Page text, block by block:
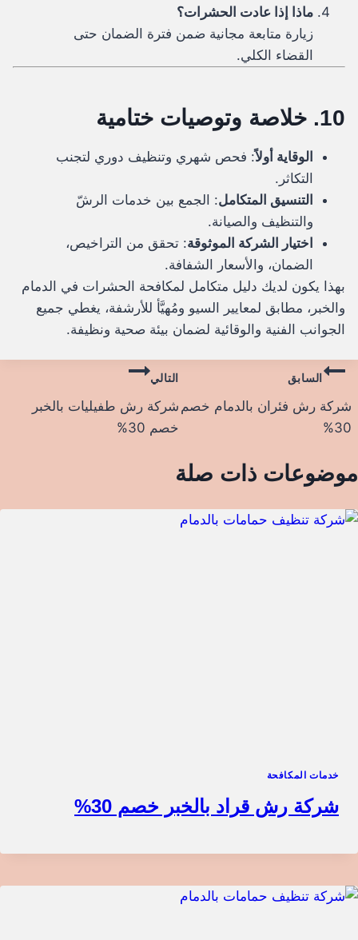
ماذا إذا عادت الحشرات؟
زيارة متابعة مجانية ضمن فترة الضمان حتى
القضاء الكلي.
10. خلاصة وتوصيات ختامية
الوقاية أولاً: فحص شهري وتنظيف دوري لتجنب
التكاثر.
التنسيق المتكامل: الجمع بين خدمات الرشّ
والتنظيف والصيانة.
اختيار الشركة الموثوقة: تحقق من التراخيص،
الضمان، والأسعار الشفافة.
بهذا يكون لديك دليل متكامل لمكافحة الحشرات في الدمام
والخبر، مطابق لمعايير السيو ومُهيَّأ للأرشفة، يغطي جميع
الجوانب الفنية والوقائية لضمان بيئة صحية ونظيفة.
تصفّح
المقالات
السابق
شركة رش فئران بالدمام خصم
30%
التالي
شركة رش طفيليات بالخبر
خصم 30%
موضوعات ذات صلة
خدمات المكافحة
شركة رش قراد بالخبر خصم 30%